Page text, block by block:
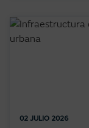
02 JULIO 2026